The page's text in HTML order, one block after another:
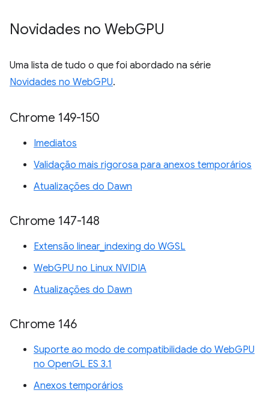
Novidades no WebGPU
Uma lista de tudo o que foi abordado na série
Novidades no WebGPU.
Chrome 149-150
Imediatos
Validação mais rigorosa para anexos temporários
Atualizações do Dawn
Chrome 147-148
Extensão linear_indexing do WGSL
WebGPU no Linux NVIDIA
Atualizações do Dawn
Chrome 146
Suporte ao modo de compatibilidade do WebGPU
no OpenGL ES 3.1
Anexos temporários